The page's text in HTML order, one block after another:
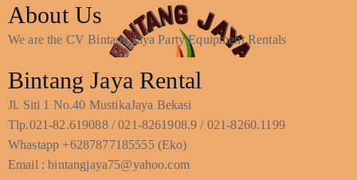
About Us
We are the CV Bintang Jaya Party Equipment Rentals
Bintang Jaya Rental
Jl. Siti 1 No.40 MustikaJaya Bekasi
Tlp.021-82.619088 / 021-8261908.9 / 021-8260.1199
Whastapp +6287877185555 (Eko)
Email : bintangjaya75@yahoo.com